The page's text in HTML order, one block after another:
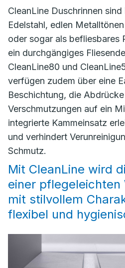
CleanLine Duschrinnen
Edelstahl, edlen
oder sogar als befliesbares
ein durchgängiges
CleanLine80 und
verfügen zudem über eine
Beschichtung, die
Verschmutzungen auf ein
integrierte Kammeinsatz
und verhindert
Schmutz.
Mit CleanLine wird
einer pflegeleichten
mit stilvollem
flexibel und